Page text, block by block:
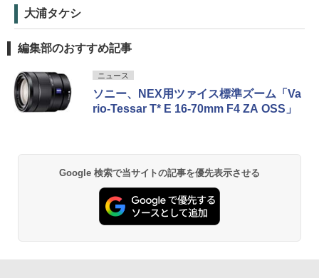
大浦タケシ
編集部のおすすめ記事
ニュース
ソニー、NEX用ツァイス標準ズーム「Va
rio-Tessar T* E 16-70mm F4 ZA OSS」
Google 検索で当サイトの記事を優先表示させる